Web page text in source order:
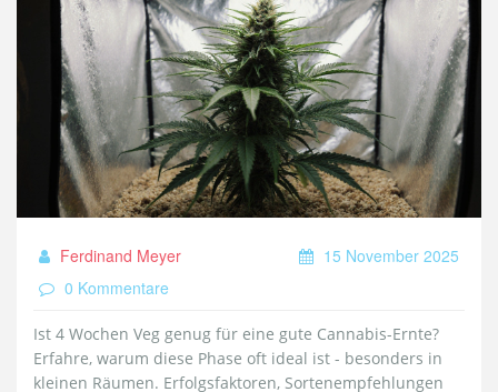
Ferdinand Meyer
15 November 2025
0 Kommentare
Ist 4 Wochen Veg genug für eine gute Cannabis-Ernte?
Erfahre, warum diese Phase oft ideal ist - besonders in
kleinen Räumen. Erfolgsfaktoren, Sortenempfehlungen